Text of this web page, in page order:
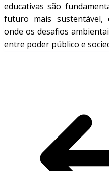
educativas são
futuro mais sustentável,
onde os desafios
entre poder público e